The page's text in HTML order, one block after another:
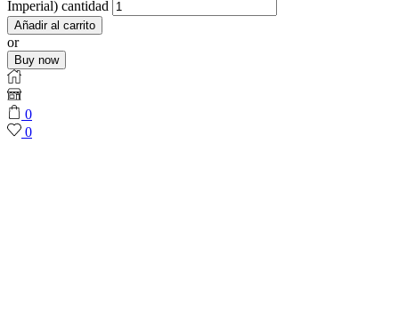
Imperial) cantidad
Añadir al carrito
or
Buy now
0
0